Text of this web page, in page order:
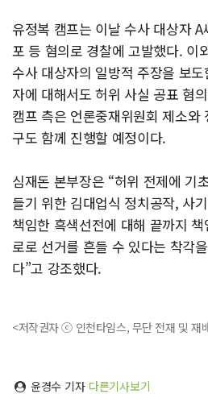
유정복 캠프는 이날 수사 대상자
포 등 혐의로 경찰에 고발했다. 이
수사 대상자의 일방적 주장을 보
자에 대해서도 허위 사실 공표 혐
캠프 측은 언론중재위원회 제소와
구도 함께 진행할 예정이다.
심재돈 본부장은 “허위 전제에 기
들기 위한 김대업식 정치공작, 사
책임한 흑색선전에 대해 끝까지
로로 선거를 흔들 수 있다는 착각
다”고 강조했다.
<저작권자 ⓒ 인천타임스, 무단 전재 및 재
윤경수 기자 다른기사보기